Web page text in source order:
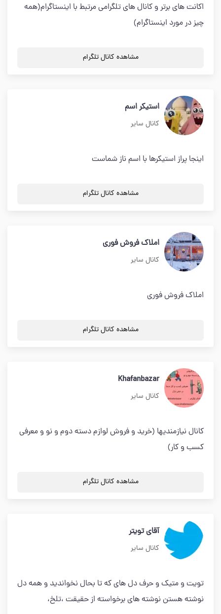
اکانت های برتر و کانال های تلگرامی مرتبط با اینستاگرام(همه
چیز در مورد اینستاگرام)
مشاهده کانال تلگرام
استیکر اسم
کانال سایر
اینجا پراز استیکرها با اسم ناز شماست
مشاهده کانال تلگرام
املاک فروش فوری
کانال سایر
املاک فروش فوری
مشاهده کانال تلگرام
Khafanbazar
کانال سایر
کانال نیازمندیها (خرید و فروش لوازم دسته دوم و نو و معرفی
کسب و کار)
مشاهده کانال تلگرام
آقای تویتر
کانال سایر
تویت و متیک و حرف دل های که تا بحال نخواندید و همه دل
نوشته هستن نوشته های برخواسته از حقیقت ،تلخ،